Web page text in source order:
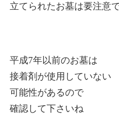
立てられたお墓は要注意
平成7年以前のお墓は
接着剤が使用していない
可能性があるので
確認して下さいね